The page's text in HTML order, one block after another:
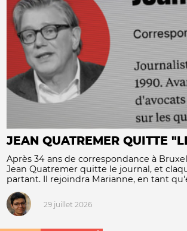
JEAN QUATREMER QUITTE
Après 34 ans de correspondance à
Jean Quatremer quitte le journal, et
partant. Il rejoindra Marianne, en tant
29 juillet 2026